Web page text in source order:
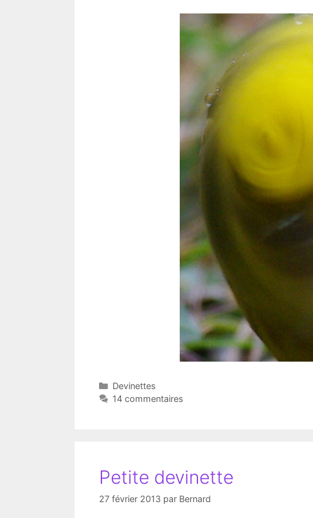
Catégories
Devinettes
14 commentaires
Petite devinette
27 février 2013 par Bernard